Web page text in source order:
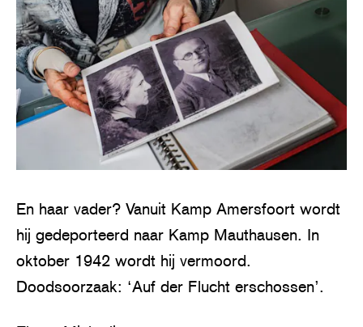
En haar vader? Vanuit Kamp Amersfoort wordt
hij gedeporteerd naar Kamp Mauthausen. In
oktober 1942 wordt hij vermoord.
Doodsoorzaak: ‘Auf der Flucht erschossen’.